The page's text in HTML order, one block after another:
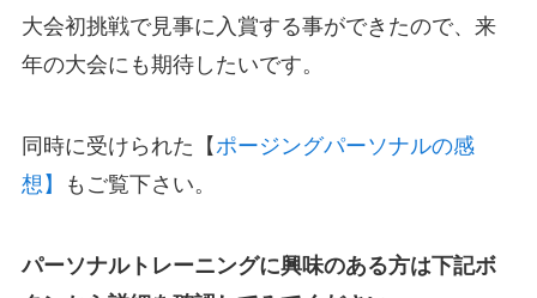
大会初挑戦で見事に入賞する事ができたので、来
年の大会にも期待したいです。
同時に受けられた【ポージングパーソナルの感
想】
もご覧下さい。
パーソナルトレーニングに興味のある方は下記ボ